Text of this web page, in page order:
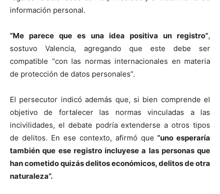
información personal.
“Me parece que es una idea positiva un registro”,
sostuvo Valencia, agregando que este debe ser
compatible “con las normas internacionales en materia
de protección de datos personales”.
El persecutor indicó además que, si bien comprende el
objetivo de fortalecer las normas vinculadas a las
incivilidades, el debate podría extenderse a otros tipos
de delitos. En ese contexto, afirmó que “uno esperaría
también que ese registro incluyese a las personas que
han cometido quizás delitos económicos, delitos de otra
naturaleza”.